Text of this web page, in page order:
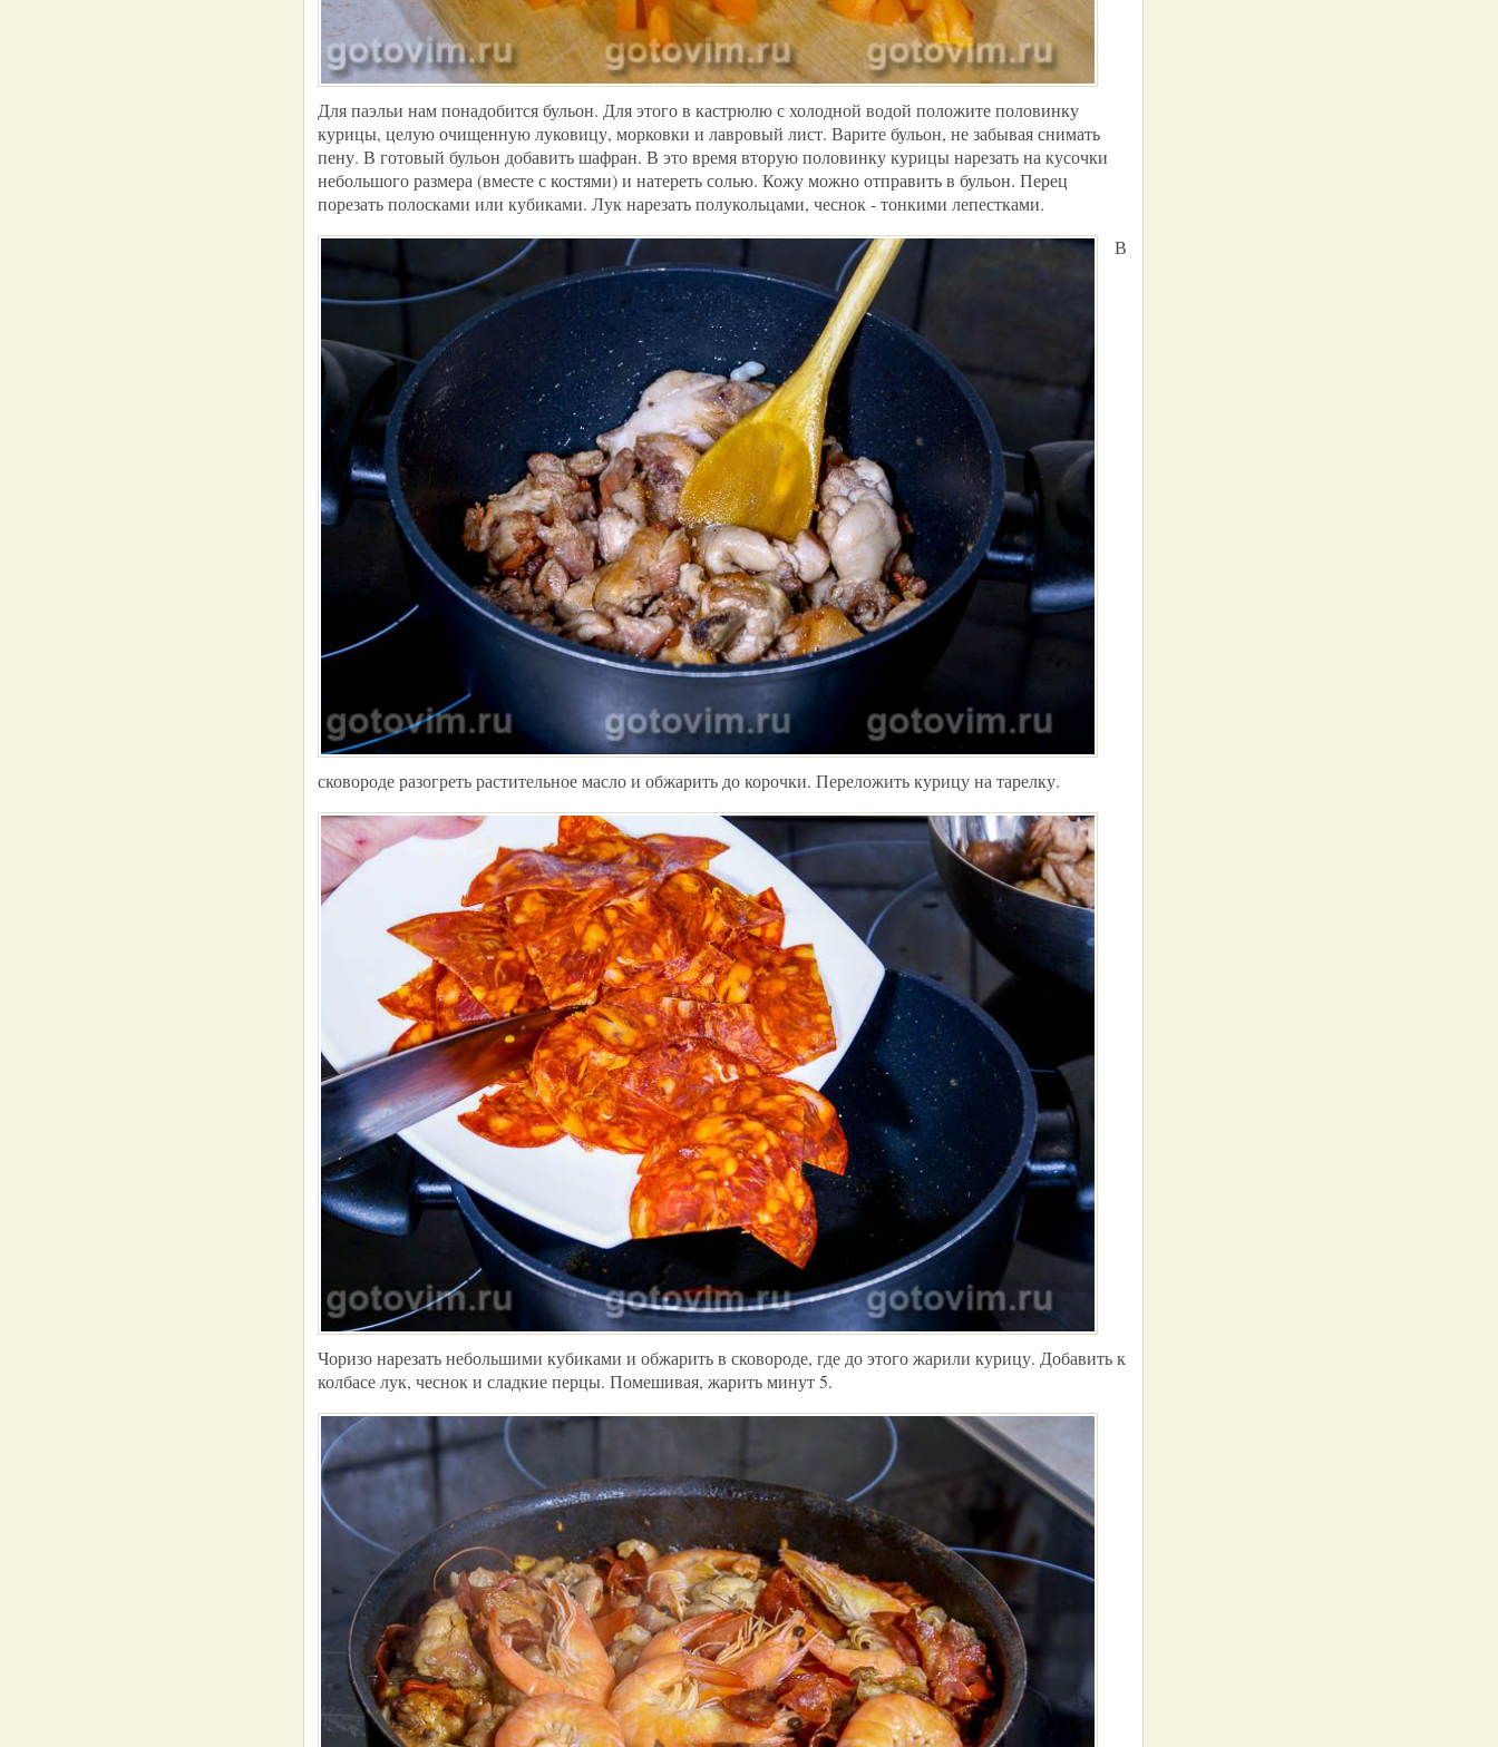
Для паэльи нам понадобится бульон. Для этого в кастрюлю с холодной водой положите половинку
курицы, целую очищенную луковицу, морковки и лавровый лист. Варите бульон, не забывая снимать
пену. В готовый бульон добавить шафран. В это время вторую половинку курицы нарезать на кусочки
небольшого размера (вместе с костями) и натереть солью. Кожу можно отправить в бульон. Перец
порезать полосками или кубиками. Лук нарезать полукольцами, чеснок - тонкими лепестками.
В
сковороде разогреть растительное масло и обжарить до корочки. Переложить курицу на тарелку.
Чоризо нарезать небольшими кубиками и обжарить в сковороде, где до этого жарили курицу. Добавить к
колбасе лук, чеснок и сладкие перцы. Помешивая, жарить минут 5.